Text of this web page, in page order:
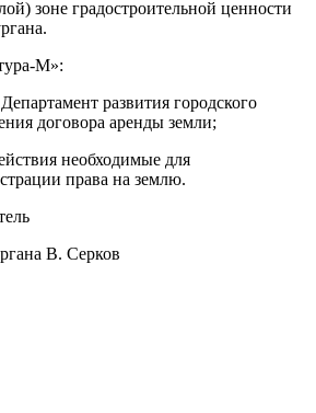
зоне градостроительной ценности
М»:
развития городского
договора аренды земли;
необходимые для
права на землю.
В. Серков